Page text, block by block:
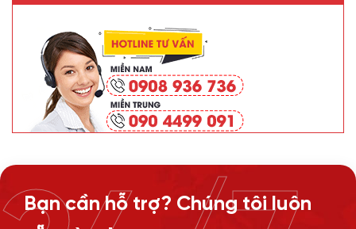
Bạn cần hỗ trợ? Chúng tôi luôn